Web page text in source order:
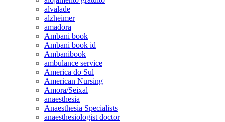
alvalade
alzheimer
amadora
Ambani book
Ambani book id
Ambanibook
ambulance service
America do Sul
American Nursing
Amora/Seixal
anaesthesia
Anaesthesia Specialists
anaesthesiologist doctor